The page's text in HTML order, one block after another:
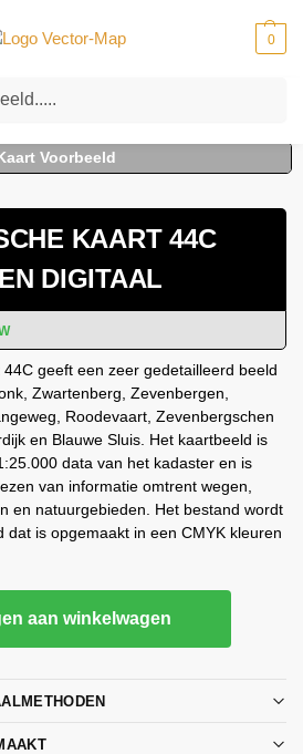
0
kaarten
KAART 44C
DIGITAAL
geeft een zeer gedetailleerd beeld
Zwartenberg, Zevenbergen,
Roodevaart, Zevenbergschen
en Blauwe Sluis. Het kaartbeeld is
data van het kadaster en is
van informatie omtrent wegen,
en natuurgebieden. Het bestand wordt
dat is opgemaakt in een CMYK kleuren
aan winkelwagen